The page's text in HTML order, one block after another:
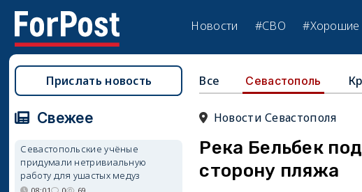
Новости #СВО #Хорошие
Все Севастополь
Новости Севастополя
Река Бельбек
сторону пляжа
Прислать новость
Свежее
Севастопольские учёные
придумали нетривиальную
работу для ушастых медуз